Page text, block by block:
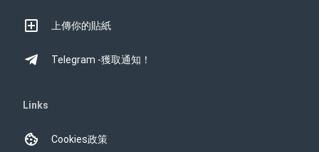
上傳你的貼紙
Telegram -獲取通知！
Links
Cookies政策